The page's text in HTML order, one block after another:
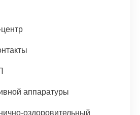
аппаратуры
оздоровительный